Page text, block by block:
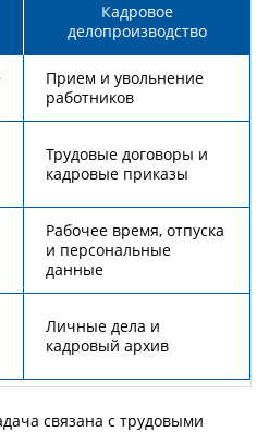
Кадровое
делопроизводство
Прием и увольнение
работников
Трудовые договоры и
кадровые приказы
Рабочее время, отпуска
и персональные
данные
Личные дела и
кадровый архив
связана с трудовыми